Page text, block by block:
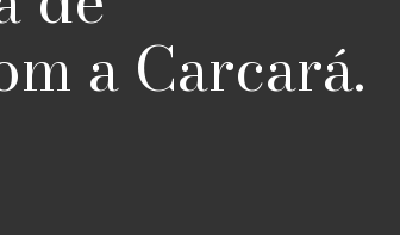
a Carcará.